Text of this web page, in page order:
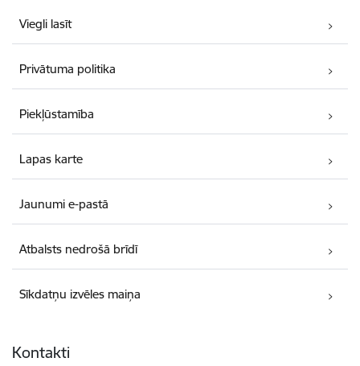
Viegli lasīt
Privātuma politika
Piekļūstamība
Lapas karte
Jaunumi e-pastā
Atbalsts nedrošā brīdī
Sīkdatņu izvēles maiņa
Kontakti